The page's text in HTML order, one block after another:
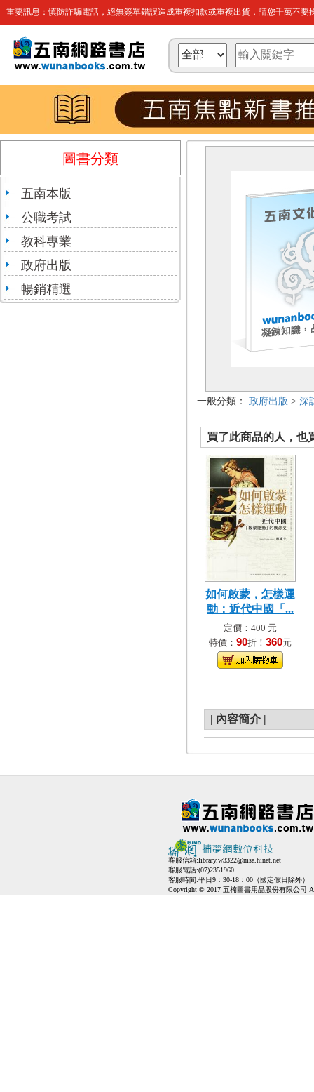
重要訊息：慎防詐騙電話，絕無簽單錯誤造成重複扣款或重複出貨，請您千萬不要
圖書分類
五南本版
公職考試
教科專業
政府出版
暢銷精選
一般分類： 政府出版 > 深
買了此商品的人，也
如何啟蒙，怎樣運
動：近代中國「...
定價：400 元
特價： 90折！ 360元
| 內容簡介 |
客服信箱:library.w3322@msa.hinet.net
客服電話:(07)2351960
客服時間:平日9：30-18：00（國定假日除外）
Copyright © 2017 五楠圖書用品股份有限公司